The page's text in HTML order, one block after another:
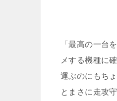
「最高の一台
メする機種に
運ぶのにもち
とまさに走攻